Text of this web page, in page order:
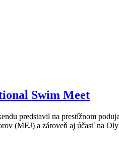
Swim Meet
predstavil na prestížnom
(MEJ) a zároveň aj účasť na